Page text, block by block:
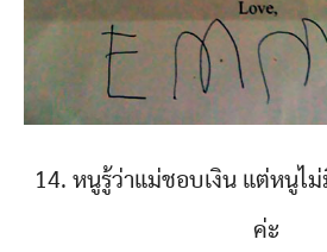
14. หนูรู้ว่าแม่ชอบเงิน แต่หนูไ
ค่ะ